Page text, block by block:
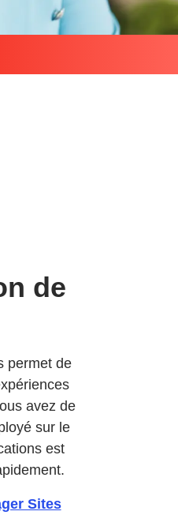
de
permet de
avez de
sur le
est
Sites